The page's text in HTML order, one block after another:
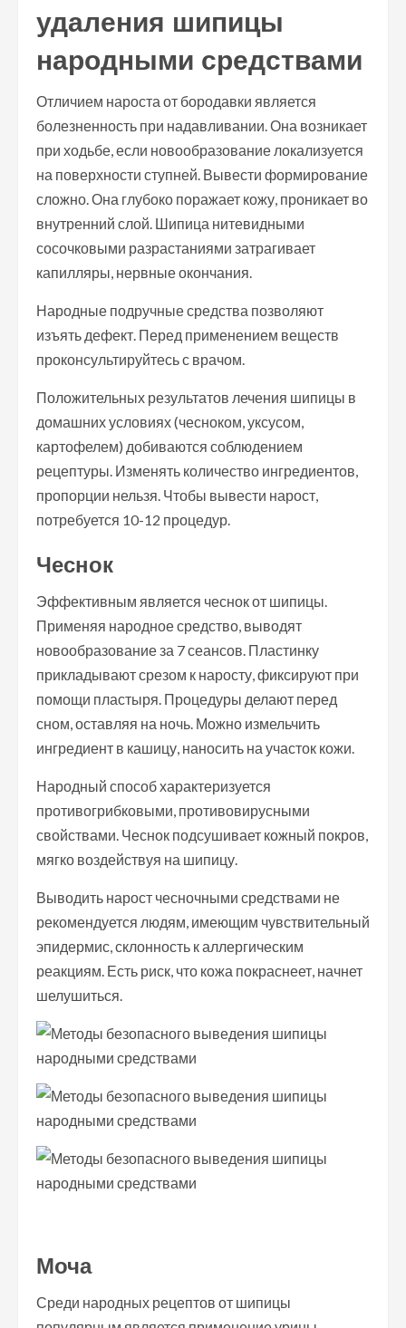
удаления шипицы
народными средствами
Отличием нароста от бородавки является
болезненность при надавливании. Она возникает
при ходьбе, если новообразование локализуется
на поверхности ступней. Вывести формирование
сложно. Она глубоко поражает кожу, проникает во
внутренний слой. Шипица нитевидными
сосочковыми разрастаниями затрагивает
капилляры, нервные окончания.
Народные подручные средства позволяют
изъять дефект. Перед применением веществ
проконсультируйтесь с врачом.
Положительных результатов лечения шипицы в
домашних условиях (чесноком, уксусом,
картофелем) добиваются соблюдением
рецептуры. Изменять количество ингредиентов,
пропорции нельзя. Чтобы вывести нарост,
потребуется 10-12 процедур.
Чеснок
Эффективным является чеснок от шипицы.
Применяя народное средство, выводят
новообразование за 7 сеансов. Пластинку
прикладывают срезом к наросту, фиксируют при
помощи пластыря. Процедуры делают перед
сном, оставляя на ночь. Можно измельчить
ингредиент в кашицу, наносить на участок кожи.
Народный способ характеризуется
противогрибковыми, противовирусными
свойствами. Чеснок подсушивает кожный покров,
мягко воздействуя на шипицу.
Выводить нарост чесночными средствами не
рекомендуется людям, имеющим чувствительный
эпидермис, склонность к аллергическим
реакциям. Есть риск, что кожа покраснеет, начнет
шелушиться.
Моча
Среди народных рецептов от шипицы